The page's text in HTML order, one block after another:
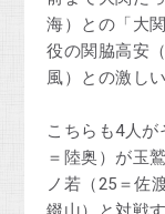
海）との「大
役の関脇高安
風）との激し
こちらも4人
＝陸奥）が玉
ノ若（25＝佐